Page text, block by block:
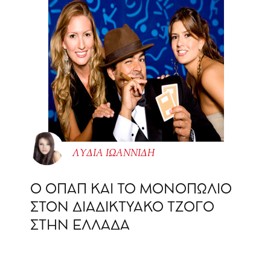
ΛΥΔΙΑ ΙΩΑΝΝΙΔΗ
O ΟΠΑΠ ΚΑΙ ΤΟ ΜΟΝΟΠΩΛΙΟ
ΣΤΟΝ ΔΙΑΔΙΚΤΥΑΚΟ ΤΖΟΓΟ
ΣΤΗΝ ΕΛΛΑΔΑ